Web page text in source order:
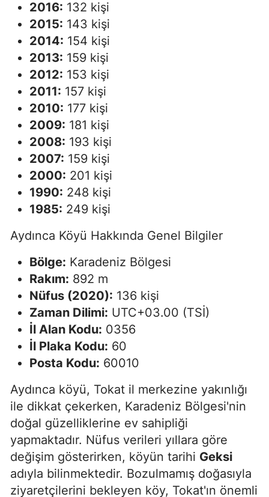
2016: 132 kişi
2015: 143 kişi
2014: 154 kişi
2013: 159 kişi
2012: 153 kişi
2011: 157 kişi
2010: 177 kişi
2009: 181 kişi
2008: 193 kişi
2007: 159 kişi
2000: 201 kişi
1990: 248 kişi
1985: 249 kişi
Aydınca Köyü Hakkında Genel Bilgiler
Bölge: Karadeniz Bölgesi
Rakım: 892 m
Nüfus (2020): 136 kişi
Zaman Dilimi: UTC+03.00 (TSİ)
İl Alan Kodu: 0356
İl Plaka Kodu: 60
Posta Kodu: 60010
Aydınca köyü, Tokat il merkezine yakınlığı
ile dikkat çekerken, Karadeniz Bölgesi'nin
doğal güzelliklerine ev sahipliği
yapmaktadır. Nüfus verileri yıllara göre
değişim gösterirken, köyün tarihi Geksi
adıyla bilinmektedir. Bozulmamış doğasıyla
ziyaretçilerini bekleyen köy, Tokat'ın önemli